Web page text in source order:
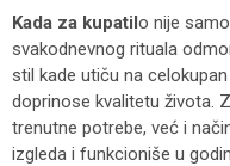
Kada za kupatilo nije
svakodnevnog rituala
stil kade utiču na
doprinose kvalitetu života.
trenutne potrebe, već i
izgleda i funkcioniše u